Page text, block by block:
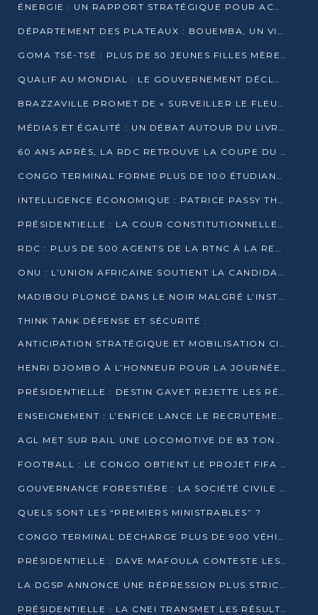
ÉNERGIE : UN RAPPORT STRATÉGIQUE POUR ACCÉLÉRER LA TRANSITION AU CONGO
DÉPARTEMENT DES PLATEAUX : BOUEMBA, UN VIVIER ÉCONOMIQUE PRÊT À EXPLOSER
GOMA TSÉ-TSÉ : PLUS DE 50 JEUNES FILLES MÈRES SENSIBILISÉES À LA SANTÉ SEXUELLE
QUALIF AU MONDIAL : LE GOUVERNEMENT DÉCLARE LA JOURNÉE DU 1ER AVRIL 2026 CHÔMÉE ET PAYÉE
BRAZZAVILLE PROMET DE « SURVEILLER LE FLEUVE » APRÈS LA QUALIFICATION DE LA RDC AU MONDIAL
MÉDIAS ET ÉGALITÉ : UN DÉBAT AUTOUR DU LIVRE « CES FEMMES QUI REPRENNENT LE POUVOIR SUR LEUR VIE »
60 ANS APRÈS, LA RDC RETROUVE LA COUPE DU MONDE
CONGO TERMINAL FORME PLUS DE 100 ÉTUDIANTS AUX TECHNIQUES D’EMBAUCHE
INTELLIGENCE ÉCONOMIQUE : PATRICE PASSY THÉORISE UNE STRATÉGIE ADAPTÉE AUX CONTEXTES FRAGMENTÉS
PRÉSIDENTIELLE : LA COUR CONSTITUTIONNELLE CONFIRME LA VICTOIRE DE SASSOU NGUESSO AVEC 94,90 % DES SUFFRAGES
RDC : PLUS DE 500 AGENTS DE LA RTNC À LA RETRAITE, UNE PAGE SE TOURNE
ONU : L’UNION AFRICAINE SOUTIENT LA CANDIDATURE DE MACKY SALL
MADIBOU PLONGÉ DANS LE NOIR MALGRÉ L’INSTALLATION D’UN NOUVEAU TRANSFORMATEUR
THINK TANK DÉFENSE ET SÉCURITÉ :
ANTICIPATION STRATÉGIQUE ET MOBILISATION CITOYENNE POUR NOTRE SOUVERAINETÉ NATIONALE
HENRI DJOMBO À L’HONNEUR POUR LA JOURNÉE MONDIALE DU THÉÂTRE
PRÉSIDENTIELLE : DESTIN GAVET REJETTE LES RÉSULTATS ET APPELLE À UN DIALOGUE NATIONAL
ENSEIGNEMENT : L’ENFICE LANCE LE RECRUTEMENT DE SA PREMIÈRE PROMOTION DE PROFESSEURS DES ÉCOLES
AGL MET SUR RAIL UNE LOCOMOTIVE DE 83 TONNES À POINTE-NOIRE
FOOTBALL : LE CONGO OBTIENT LE PROJET FIFA ARENA POUR SES 15 DÉPARTEMENTS
GOUVERNANCE FORESTIÈRE : LA SOCIÉTÉ CIVILE CONGOLAISE AFFICHE SES PRIORITÉS POUR 2026
QUELS SONT LES “PREMIERS MINISTRABLES” ?
CONGO TERMINAL DÉCHARGE PLUS DE 900 VÉHICULES EN QUELQUES HEURES
PRÉSIDENTIELLE : DAVE MAFOULA CONTESTE LES RÉSULTATS PROVISOIRES
LA DGSP ANNONCE UNE RÉPRESSION PLUS STRICTE CONTRE LES MOTO-TAXIS
PRÉSIDENTIELLE : LA CNEI TRANSMET LES RÉSULTATS PROVISOIRES À LA COUR CONSTITUTIONNELLE